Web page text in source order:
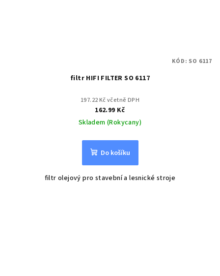
filtr HIFI FILTER SO 6117
197.22 Kč včetně DPH
162.99 Kč
Skladem (Rokycany)
Do košíku
filtr olejový pro stavební a lesnické stroje
KÓD: SO 6117